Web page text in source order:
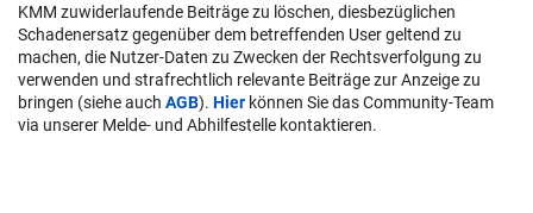
KMM zuwiderlaufende Beiträge zu löschen, diesbezüglichen
Schadenersatz gegenüber dem betreffenden User geltend zu
machen, die Nutzer-Daten zu Zwecken der Rechtsverfolgung zu
verwenden und strafrechtlich relevante Beiträge zur Anzeige zu
bringen (siehe auch AGB). Hier können Sie das Community-Team
via unserer Melde- und Abhilfestelle kontaktieren.